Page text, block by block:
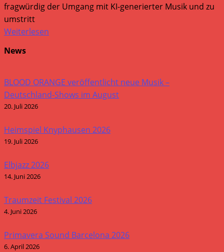
fragwürdig der Umgang mit KI-generierter Musik und zu
umstritt
Weiterlesen
News
BLOOD ORANGE veröffentlicht neue Musik –
Deutschland-Shows im August
20. Juli 2026
Heimspiel Knyphausen 2026
19. Juli 2026
Elbjazz 2026
14. Juni 2026
Traumzeit Festival 2026
4. Juni 2026
Primavera Sound Barcelona 2026
6. April 2026